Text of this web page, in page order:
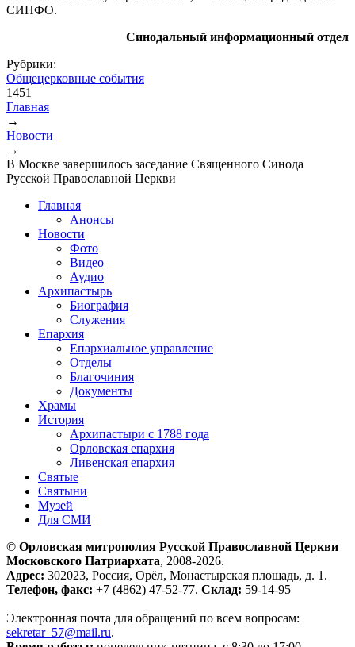
СИНФО.
Синодальный информационный отдел
Рубрики:
Общецерковные события
1451
Вы здесь
Главная
→
Новости
→
В Москве завершилось заседание Священного Синода
Русской Православной Церкви
Главная
Анонсы
Новости
Фото
Видео
Аудио
Архипастырь
Биография
Служения
Епархия
Епархиальное управление
Отделы
Благочиния
Документы
Храмы
История
Архипастыри с 1788 года
Орловская епархия
Ливенская епархия
Святые
Святыни
Музей
Для СМИ
© Орловская митрополия Русской Православной Церкви
Московского Патриархата, 2008-2026.
Адрес: 302023, Россия, Орёл, Монастырская площадь, д. 1.
Телефон, факс: +7 (4862) 47-52-77. Склад: 59-14-95
Электронная почта для обращений по всем вопросам:
sekretar_57@mail.ru.